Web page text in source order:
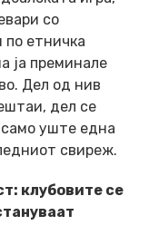
со
по етничка
ја преминале
Дел од нив
дел се
уште една
свиреж.
клубовите се